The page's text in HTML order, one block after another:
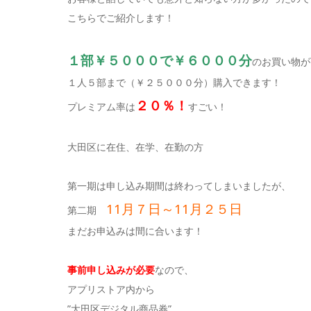
こちらでご紹介します！
１部￥５０００で￥６０００分のお買い物
１人５部まで（￥２５０００分）購入できます！
プレミアム率は ２０％！ すごい！
大田区に在住、在学、在勤の方
第一期は申し込み期間は終わってしまいましたが、
第二期
11月７日～11月２５日
まだお申込みは間に合います！
事前申し込みが必要なので、
アプリストア内から